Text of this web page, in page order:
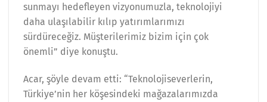
sunmayı hedefleyen vizyonumuzla, teknolojiyi
daha ulaşılabilir kılıp yatırımlarımızı
sürdüreceğiz. Müşterilerimiz bizim için çok
önemli” diye konuştu.
Acar, şöyle devam etti: “Teknolojiseverlerin,
Türkiye’nin her köşesindeki mağazalarımızda